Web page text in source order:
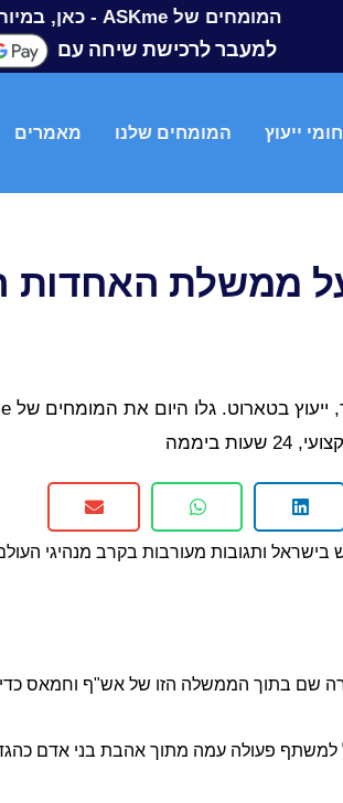
המומחים של ASKme - כאן, במיוחד בשבילך
למעבר לרכישת שיחה עם
ייעוץ המומחים שלנו מאמרים
ממשלת האחדות
ביממה
ותגובות מעורבות בקרב מנהיגי
שם בתוך הממשלה הזו של אש"ף וחמאס כדי
למשתף פעולה עמה מתוך אהבת בני אדם